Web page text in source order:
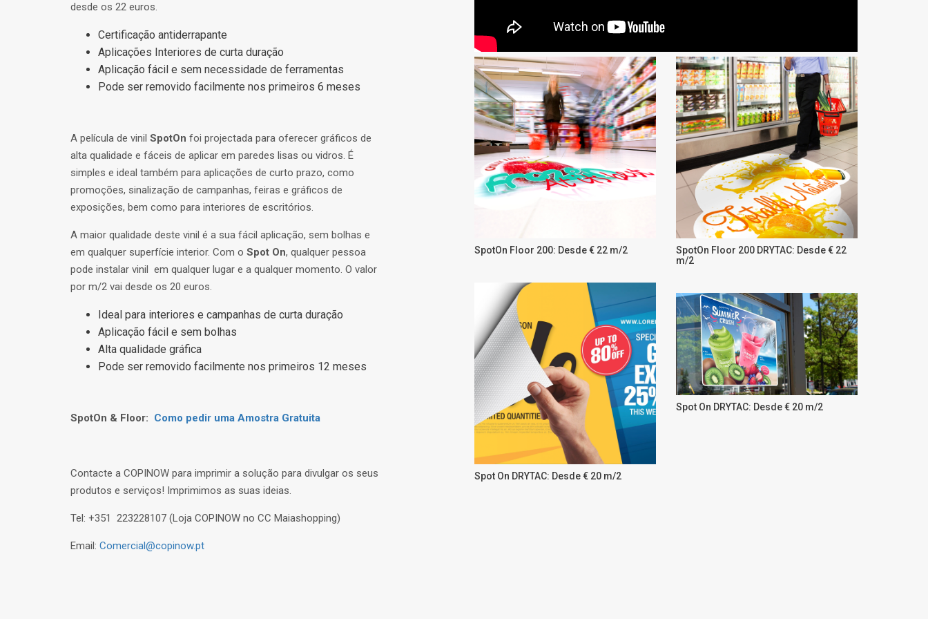
desde os 22 euros.
Certificação antiderrapante
Aplicações Interiores de curta duração
Aplicação fácil e sem necessidade de ferramentas
Pode ser removido facilmente nos primeiros 6 meses
A película de vinil SpotOn foi projectada para oferecer gráficos de
alta qualidade e fáceis de aplicar em paredes lisas ou vidros. É
simples e ideal também para aplicações de curto prazo, como
promoções, sinalização de campanhas, feiras e gráficos de
exposições, bem como para interiores de escritórios.
A maior qualidade deste vinil é a sua fácil aplicação, sem bolhas e
em qualquer superfície interior. Com o Spot On, qualquer pessoa
pode instalar vinil em qualquer lugar e a qualquer momento. O valor
por m/2 vai desde os 20 euros.
Ideal para interiores e campanhas de curta duração
Aplicação fácil e sem bolhas
Alta qualidade gráfica
Pode ser removido facilmente nos primeiros 12 meses
SpotOn & Floor: Como pedir uma Amostra Gratuita
Contacte a COPINOW para imprimir a solução para divulgar os seus
produtos e serviços! Imprimimos as suas ideias.
Tel: +351 223228107 (Loja COPINOW no CC Maiashopping)
Email: Comercial@copinow.pt
SpotOn Floor 200: Desde € 22 m/2
SpotOn Floor 200 DRYTAC: Desde € 22
m/2
Spot On DRYTAC: Desde € 20 m/2
Spot On DRYTAC: Desde € 20 m/2